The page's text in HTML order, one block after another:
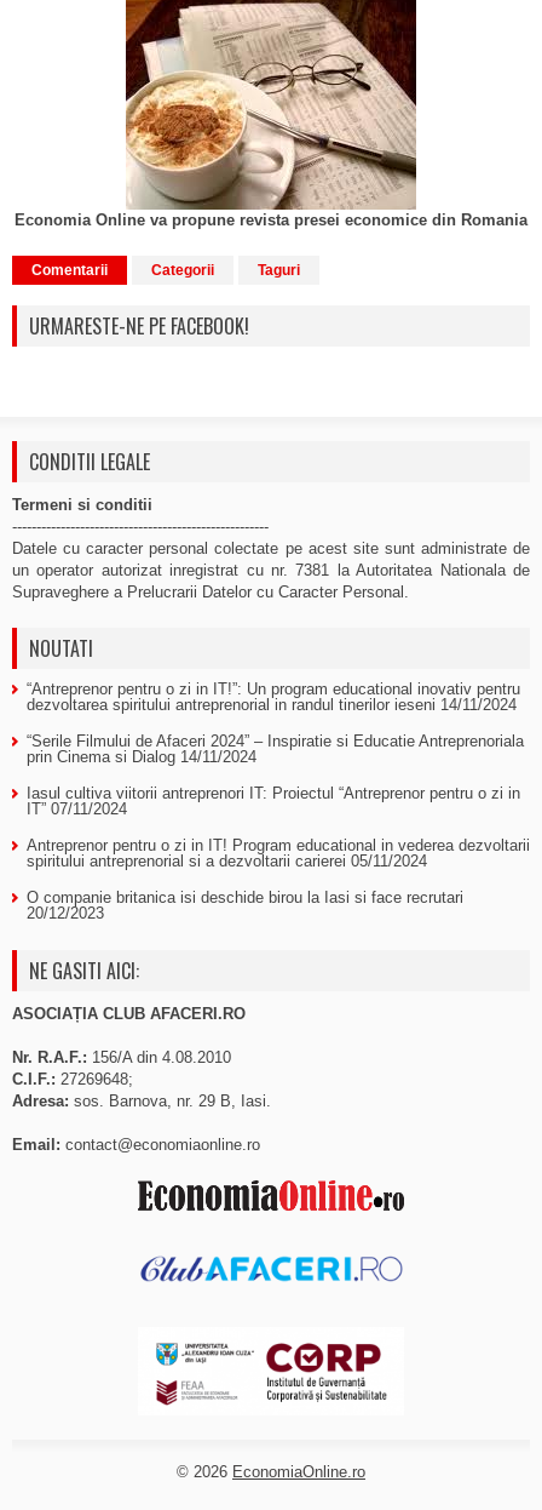
Economia Online va propune revista presei economice din Romania
Comentarii Categorii Taguri
URMARESTE-NE PE FACEBOOK!
CONDITII LEGALE
Termeni si conditii
-----------------------------------------------------
Datele cu caracter personal colectate pe acest site sunt administrate de
un operator autorizat inregistrat cu nr. 7381 la Autoritatea Nationala de
Supraveghere a Prelucrarii Datelor cu Caracter Personal.
NOUTATI
“Antreprenor pentru o zi in IT!”: Un program educational inovativ pentru
dezvoltarea spiritului antreprenorial in randul tinerilor ieseni 14/11/2024
“Serile Filmului de Afaceri 2024” – Inspiratie si Educatie Antreprenoriala
prin Cinema si Dialog 14/11/2024
Iasul cultiva viitorii antreprenori IT: Proiectul “Antreprenor pentru o zi in
IT” 07/11/2024
Antreprenor pentru o zi in IT! Program educational in vederea dezvoltarii
spiritului antreprenorial si a dezvoltarii carierei 05/11/2024
O companie britanica isi deschide birou la Iasi si face recrutari
20/12/2023
NE GASITI AICI:
ASOCIAȚIA CLUB AFACERI.RO
Nr. R.A.F.: 156/A din 4.08.2010
C.I.F.: 27269648;
Adresa: sos. Barnova, nr. 29 B, Iasi.
Email: contact@economiaonline.ro
© 2026 EconomiaOnline.ro